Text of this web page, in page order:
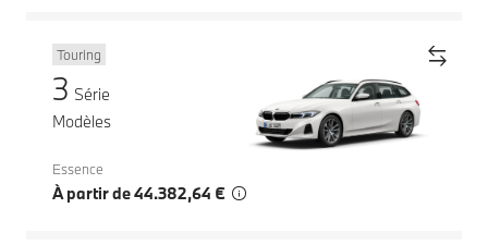
Touring
3 Série
Modèles
Essence
À partir de 44.382,64 €